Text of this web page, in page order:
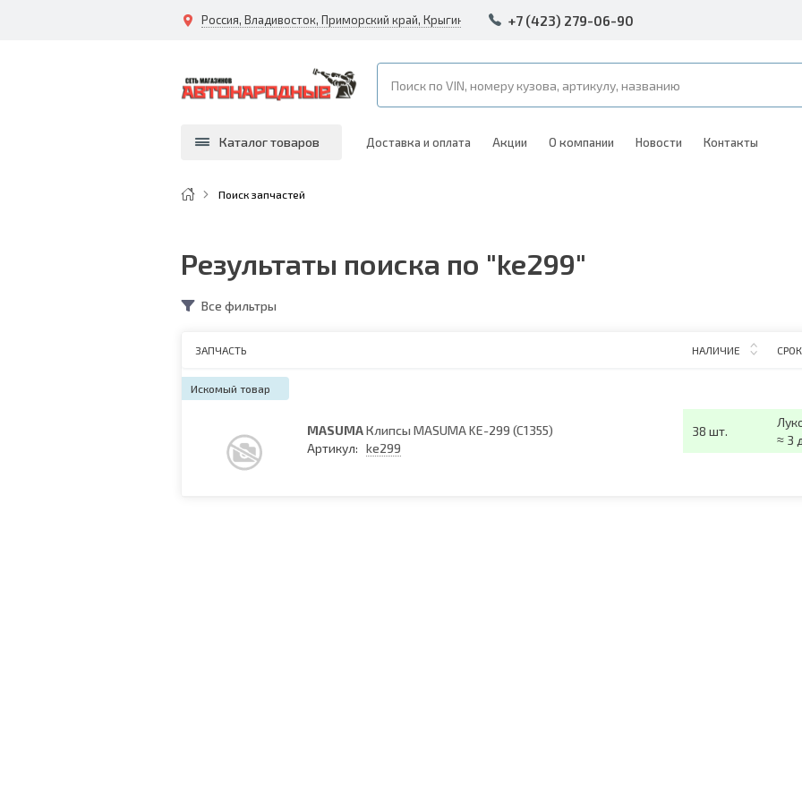
Россия, Владивосток, Приморский край, Крыгина 105 +7 (423) 279-06-90
Каталог товаров Доставка и оплата Акции О компании Новости Контакты
Поиск запчастей
Результаты поиска по "ke299"
Все фильтры
ЗАПЧАСТЬ НАЛИЧИЕ СРОК
Искомый товар
MASUMAКлипсы MASUMA KE-299 (C1355)
Артикул: ke299
38 шт.
≈ 3